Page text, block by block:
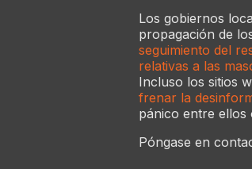
Los gobiernos
propagación de
seguimiento del
relativas a las
Incluso los sitios
frenar la
pánico entre ellos
Póngase en